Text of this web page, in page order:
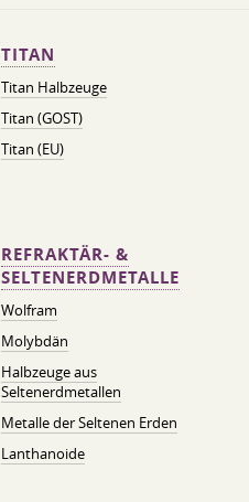
TITAN
Titan Halbzeuge
Titan (GOST)
Titan (EU)
REFRAKTÄR- &
SELTENERDMETALLE
Wolfram
Molybdän
Halbzeuge aus
Seltenerdmetallen
Metalle der Seltenen Erden
Lanthanoide